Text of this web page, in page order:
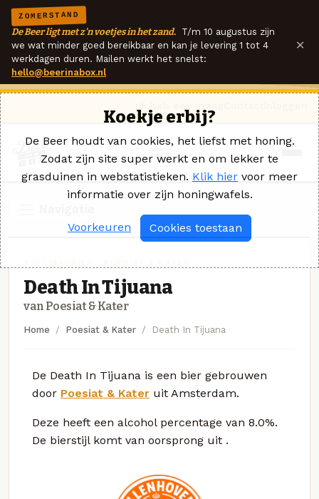
ZOMERSTAND
De Beer ligt met z'n voetjes in het zand. T/m 10 augustus zijn
we wat minder goed bereikbaar en kan je levering 1 tot 4
werkdagen duren. Mailen werkt het snelst:
hello@beerinabox.nl
×
Death In Tijuana
van Poesiat & Kater
Home Poesiat & Kater Death In Tijuana
De Death In Tijuana is een bier gebrouwen
door Poesiat & Kater uit Amsterdam.
Deze heeft een alcohol percentage van 8.0%.
De bierstijl komt van oorsprong uit .
Koekje erbij?
De Beer houdt van cookies, het liefst met honing.
Zodat zijn site super werkt en om lekker te
grasduinen in webstatistieken. Klik hier voor meer
informatie over zijn honingwafels.
Voorkeuren Cookies toestaan